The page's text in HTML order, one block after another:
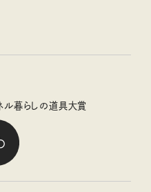
ル暮らしの道具大賞